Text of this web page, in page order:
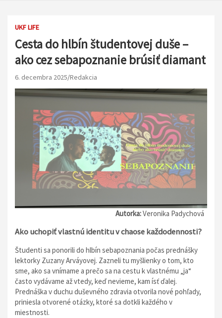
UKF LIFE
Cesta do hlbín študentovej duše –
ako cez sebapoznanie brúsiť diamant
6. decembra 2025 Redakcia
Autorka:Veronika Padychová
Ako uchopiť vlastnú identitu v chaose každodennosti?
Študenti sa ponorili do hlbín sebapoznania počas prednášky
lektorky Zuzany Arváyovej. Zazneli tu myšlienky o tom, kto
sme, ako sa vnímame a prečo sa na cestu k vlastnému „ja“
často vydávame až vtedy, keď nevieme, kam ísť ďalej.
Prednáška v duchu duševného zdravia otvorila nové pohľady,
priniesla otvorené otázky, ktoré sa dotkli každého v
miestnosti.